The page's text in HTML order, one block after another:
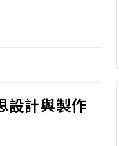
設計與製作